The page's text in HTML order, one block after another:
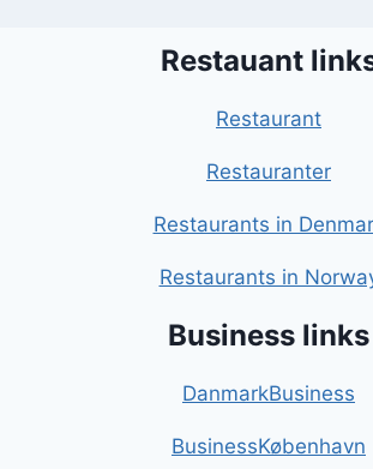
Restauant
Restaurant
Restauranter
Restaurants in
Restaurants in
Business links
DanmarkBusiness
BusinessKøbenhavn